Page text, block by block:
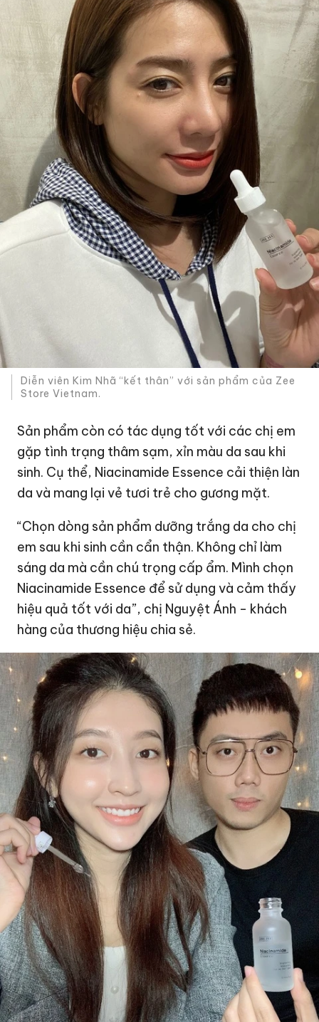
Diễn viên Kim Nhã “kết thân” với sản phẩm của Zee
Store Vietnam.
Sản phẩm còn có tác dụng tốt với các chị em
gặp tình trạng thâm sạm, xỉn màu da sau khi
sinh. Cụ thể, Niacinamide Essence cải thiện làn
da và mang lại vẻ tươi trẻ cho gương mặt.
“Chọn dòng sản phẩm dưỡng trắng da cho chị
em sau khi sinh cần cẩn thận. Không chỉ làm
sáng da mà cần chú trọng cấp ẩm. Mình chọn
Niacinamide Essence để sử dụng và cảm thấy
hiệu quả tốt với da”, chị Nguyệt Ánh - khách
hàng của thương hiệu chia sẻ.